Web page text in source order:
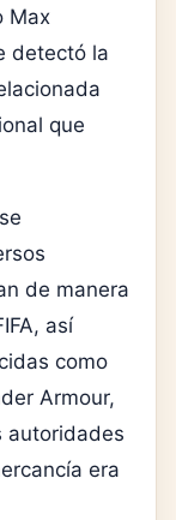
Max
detectó la
que
de manera
, así
como
Armour,
autoridades
era